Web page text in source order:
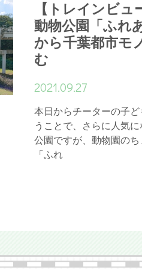
【トレインビュ
動物公園「ふれ
から千葉都市モ
む
2021.09.27
本日からチーターの子
うことで、さらに人気
公園ですが、動物園の
「ふれ